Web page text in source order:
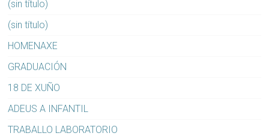
(sin título)
(sin título)
HOMENAXE
GRADUACIÓN
18 DE XUÑO
ADEUS A INFANTIL
TRABALLO LABORATORIO